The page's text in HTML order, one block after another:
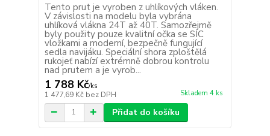
Tento prut je vyroben z uhlíkových vláken.
V závislosti na modelu byla vybrána
uhlíková vlákna 24T až 40T. Samozřejmě
byly použity pouze kvalitní očka se SIC
vložkami a moderní, bezpečně fungující
sedla navijáku. Speciální shora zploštělá
rukojeť nabízí extrémně dobrou kontrolu
nad prutem a je vyrob...
1 788 Kč/ks
1 477,69 Kč bez DPH Skladem 4 ks
Přidat do košíku